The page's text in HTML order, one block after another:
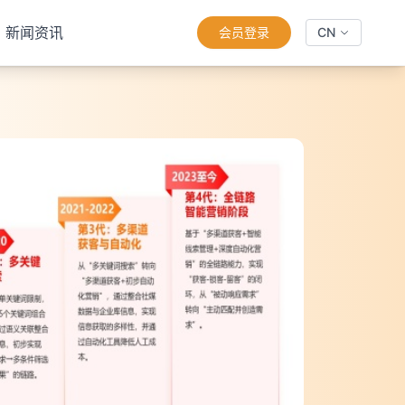
新闻资讯 会员登录 CN